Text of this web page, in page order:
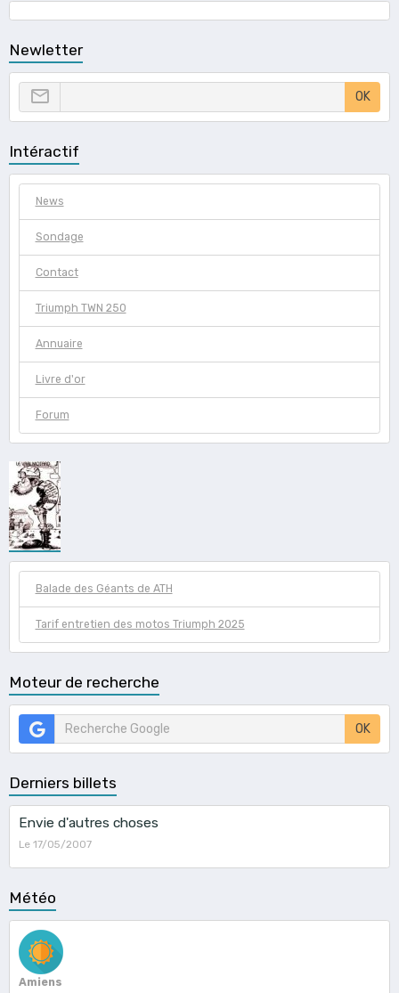
Newletter
OK
Intéractif
News
Sondage
Contact
Triumph TWN 250
Annuaire
Livre d'or
Forum
Balade des Géants de ATH
Tarif entretien des motos Triumph 2025
Moteur de recherche
OK
Derniers billets
Envie d'autres choses
Le 17/05/2007
Météo
Amiens